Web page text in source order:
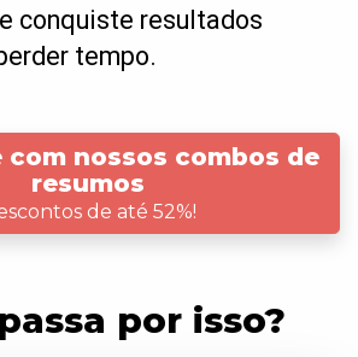
conquiste resultados
tempo.
com nossos combos de
resumos
de até 52%!
por isso?